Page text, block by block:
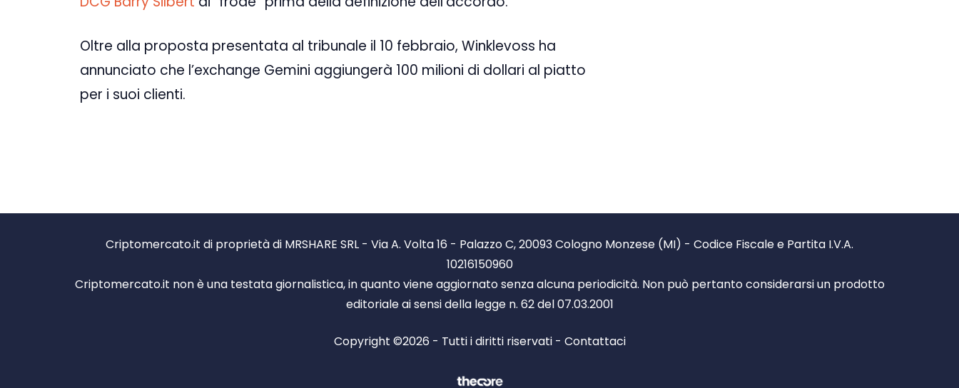
Oltre alla proposta presentata al tribunale il 10 febbraio, Winklevoss ha
annunciato che l’exchange Gemini aggiungerà 100 milioni di dollari al piatto
per i suoi clienti.
Criptomercato.it di proprietà di MRSHARE SRL - Via A. Volta 16 - Palazzo C, 20093 Cologno Monzese (MI) - Codice Fiscale e Partita I.V.A.
10216150960
Criptomercato.it non è una testata giornalistica, in quanto viene aggiornato senza alcuna periodicità. Non può pertanto considerarsi un prodotto
editoriale ai sensi della legge n. 62 del 07.03.2001
Copyright ©2026 - Tutti i diritti riservati - Contattaci